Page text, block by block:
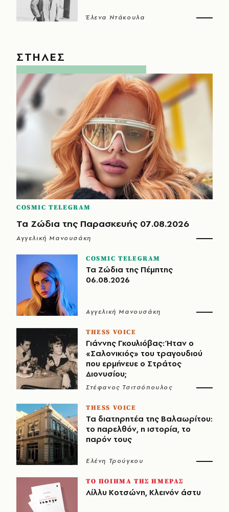
Έλενα Ντάκουλα
ΣΤΗΛΕΣ
COSMIC TELEGRAM
Τα Ζώδια της Παρασκευής 07.08.2026
Αγγελική Μανουσάκη
COSMIC TELEGRAM
Τα Ζώδια της Πέμπτης
06.08.2026
Αγγελική Μανουσάκη
THESS VOICE
Γιάννης Γκουλιόβας: Ήταν ο
«Σαλονικιός» του τραγουδιού
που ερμήνευε ο Στράτος
Διονυσίου;
Στέφανος Τσιτσόπουλος
THESS VOICE
Τα διατηρητέα της Βαλαωρίτου:
το παρελθόν, η ιστορία, το
παρόν τους
Ελένη Τρούγκου
ΤΟ ΠΟΙΗΜΑ ΤΗΣ ΗΜΕΡΑΣ
Λίλλυ Κοτσώνη, Κλεινόν άστυ